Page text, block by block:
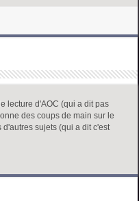
lecture d'AOC (qui a dit pas
des coups de main sur le
d'autres sujets (qui a dit c'est